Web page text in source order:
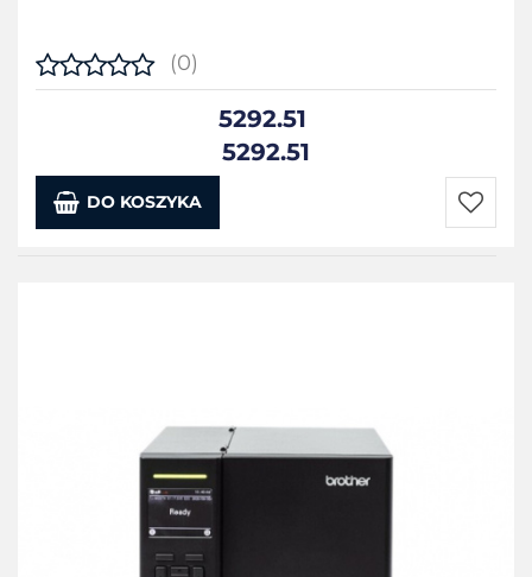
(0)
5292.51
5292.51
DO KOSZYKA
Do